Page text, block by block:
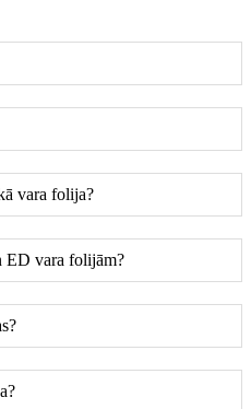
vara folija?
ED vara folijām?